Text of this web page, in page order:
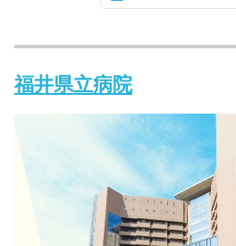
福井県立病院